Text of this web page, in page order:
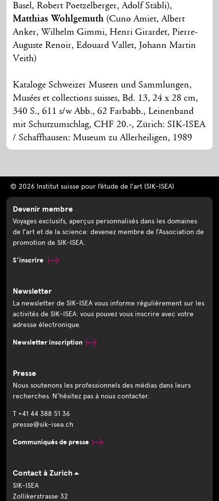
Basel, Robert Poetzelberger, Adolf Stäbli),
Matthias Wohlgemuth (Cuno Amiet, Albert
Anker, Wilhelm Gimmi, Henri Girardet, Pierre-
Auguste Renoir, Edouard Vallet, Johann Martin
Veith)
Kataloge Schweizer Museen und Sammlungen,
Musées et collections suisses, Bd. 13, 24 x 28 cm,
340 S., 611 s/w Abb., 62 Farbabb., Leinenband
mit Schutzumschlag, CHF 20.-, Zürich: SIK-ISEA
/ Schaffhausen: Museum zu Allerheiligen, 1989
© 2026 Institut suisse pour l’étude de l’art (SIK-ISEA)
Devenir membre
Voyages exclusifs, aperçus personnalisés dans les domaines
de l’art et de la science: devenez membre de l’Association de
promotion de SIK-ISEA.
S’inscrire
Newsletter
La newsletter de SIK-ISEA vous informe régulièrement sur les
activités de SIK-ISEA: vous pouvez vous inscrire avec votre
adresse électronique.
Newsletter inscription
Presse
Nous soutenons les professionnels des médias dans leurs
recherches. N’hésitez pas à nous contacter.
T +41 44 388 51 36
presse@sik-isea.ch
Communiqués de presse
Contact à Zurich
SIK-ISEA
Zollikerstrasse 32